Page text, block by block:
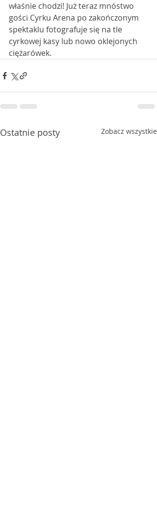
właśnie chodzi! Już teraz mnóstwo
gości Cyrku Arena po zakończonym
spektaklu fotografuje się na tle
cyrkowej kasy lub nowo oklejonych
ciężarówek.
Ostatnie posty Zobacz wszystkie